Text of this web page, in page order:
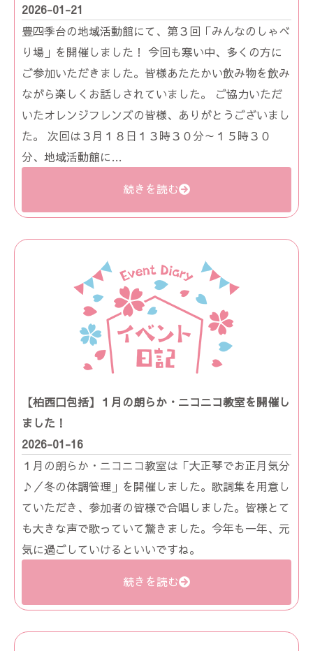
2026-01-21
豊四季台の地域活動館にて、第３回「みんなのしゃべ
り場」を開催しました！ 今回も寒い中、多くの方に
ご参加いただきました。皆様あたたかい飲み物を飲み
ながら楽しくお話しされていました。 ご協力いただ
いたオレンジフレンズの皆様、ありがとうございまし
た。 次回は３月１８日１３時３０分～１５時３０
分、地域活動館に…
続きを読む
【柏西口包括】１月の朗らか・ニコニコ教室を開催し
ました！
2026-01-16
１月の朗らか・ニコニコ教室は「大正琴でお正月気分
♪／冬の体調管理」を開催しました。歌詞集を用意し
ていただき、参加者の皆様で合唱しました。皆様とて
も大きな声で歌っていて驚きました。今年も一年、元
気に過ごしていけるといいですね。
続きを読む